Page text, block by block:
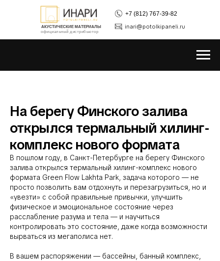
АКУСТИЧЕСКИЕ МАТЕРИАЛЫ
официальный дистрибьютор
inari@potolkipaneli.ru
+7 (812) 767-39-82
На берегу Финского залива
открылся термальный хилинг-
комплекс нового формата
В пошлом году, в Санкт-Петербурге на берегу Финского
залива открылся термальный хилинг-комплекс нового
формата Green Flow Lakhta Park, задача которого — не
просто позволить вам отдохнуть и перезагрузиться, но и
«увезти» с собой правильные привычки, улучшить
физическое и эмоциональное состояние через
расслабление разума и тела — и научиться
контролировать это состояние, даже когда возможности
вырваться из мегаполиса нет.
В вашем распоряжении — бассейны, банный комплекс,